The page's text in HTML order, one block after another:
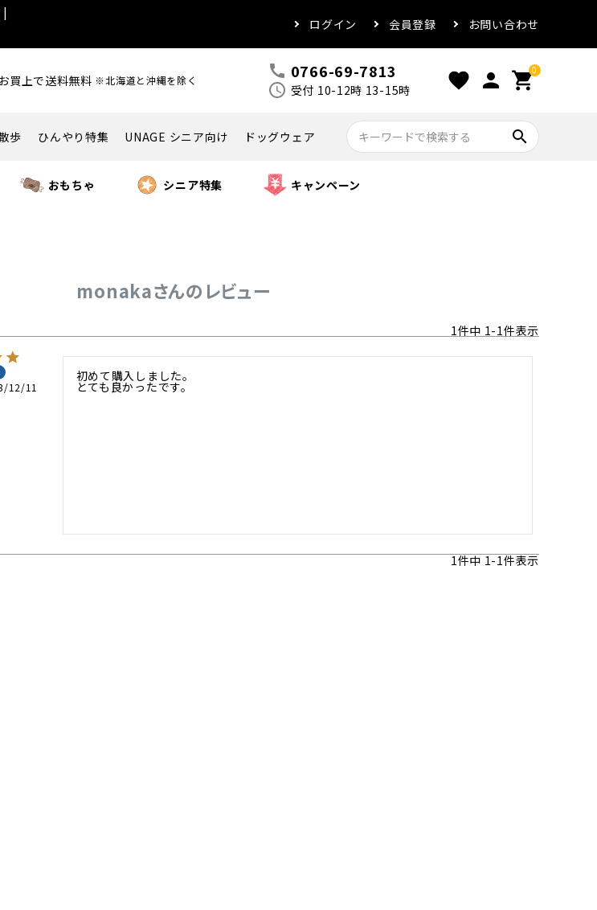
|
ログイン 会員登録 お問い合わせ
買上で送料無料 ※北海道と沖縄を除く call 0766-69-7813
schedule 受付 10-12時 13-15時 favorite person 0
shopping_cart
歩 ひんやり特集 UNAGE シニア向け ドッグウェア search
おもちゃ シニア特集 キャンペーン
monakaさんのレビュー
1件中 1-1件表示
12/11
初めて購入しました。
とても良かったです。
1件中1-1件表示